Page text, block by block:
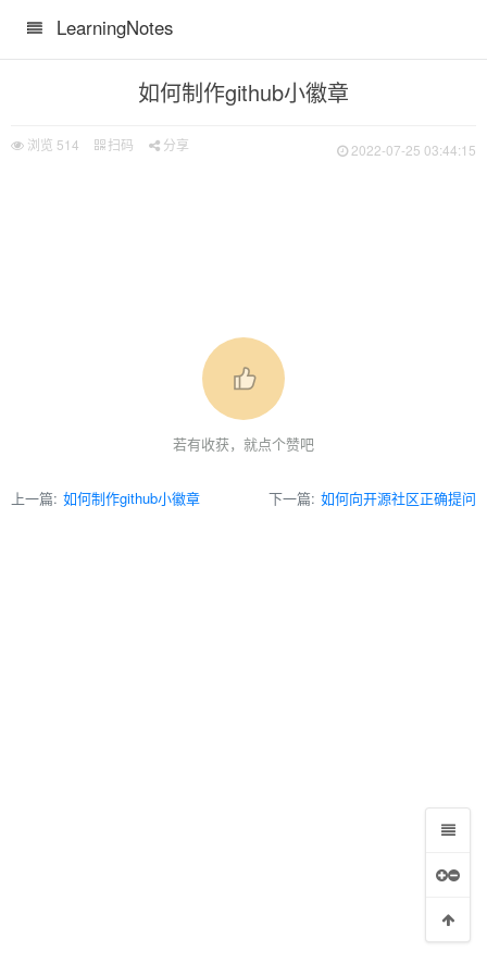
LearningNotes
如何制作github小徽章
浏览 514 扫码 分享 2022-07-25 03:44:15
若有收获，就点个赞吧
上一篇: 如何制作github小徽章 下一篇: 如何向开源社区正确提问